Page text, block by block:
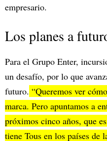
empresario.
Los planes a
Para el Grupo Enter,
un desafío, por lo que
futuro. “Queremos ver
marca. Pero apuntamos a
próximos cinco años, que
tiene Tous en los países de